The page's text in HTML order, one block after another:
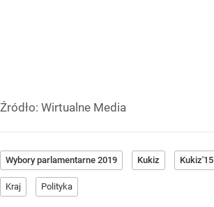
Źródło: Wirtualne Media
Wybory parlamentarne 2019 Kukiz Kukiz'15
Kraj Polityka